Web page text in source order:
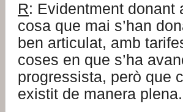
R: Evidentment donant
cosa que mai s’han
ben articulat, amb
coses en que s’ha
progressista, però que
existit de manera plena.